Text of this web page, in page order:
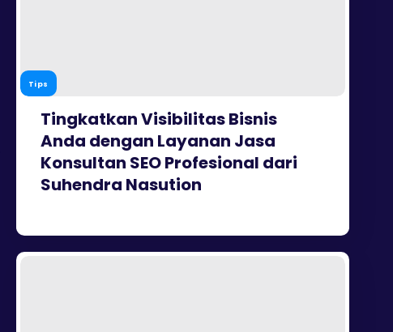
Tips
Tingkatkan Visibilitas Bisnis
Anda dengan Layanan Jasa
Konsultan SEO Profesional dari
Suhendra Nasution